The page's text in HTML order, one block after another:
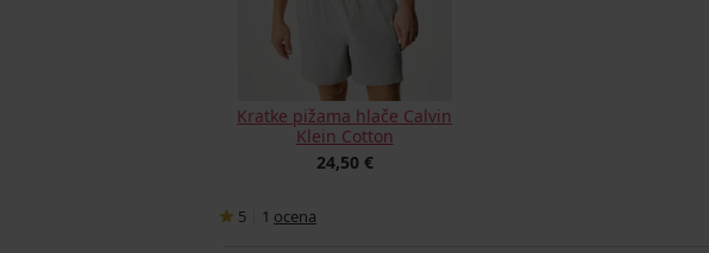
Kratke pižama hlače Calvin
Klein Cotton
24,50 €
5 1 ocena